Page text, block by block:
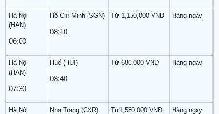
Hà Nội
(HAN)
06:00
Hồ Chí Minh (SGN)
08:10
Từ 1,150,000 VNĐ Hàng ngày
Hà Nội
(HAN)
07:30
Huế (HUI)
08:40
Từ 680,000 VNĐ Hàng ngày
Hà Nội
Nha Trang (CXR) Từ1,580,000 VNĐ Hàng ngày